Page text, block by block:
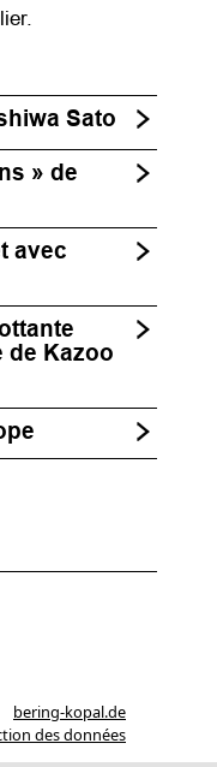
Sato
» de
avec
de Kazoo
bering-kopal.de
des données